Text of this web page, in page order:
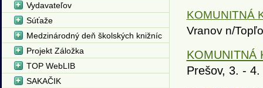
KOMUNITNÁ
Vranov n/
KOMUNITNÁ
Prešov, 3. -
Vydavateľov
Súťaže
Medzinárodný deň školských knižníc
Projekt Záložka
TOP WebLIB
SAKAČIK